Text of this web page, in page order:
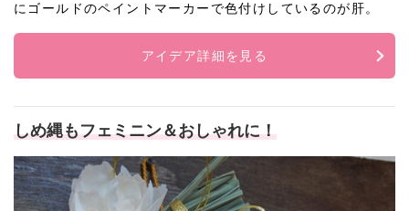
にゴールドのペイントマーカーで色付けしているのが肝。
アイデア詳細を見る
しめ縄もフェミニン＆おしゃれに！